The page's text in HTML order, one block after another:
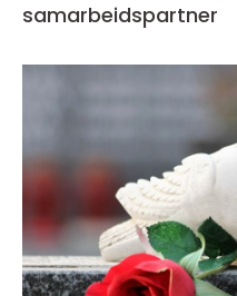
samarbeidspartner